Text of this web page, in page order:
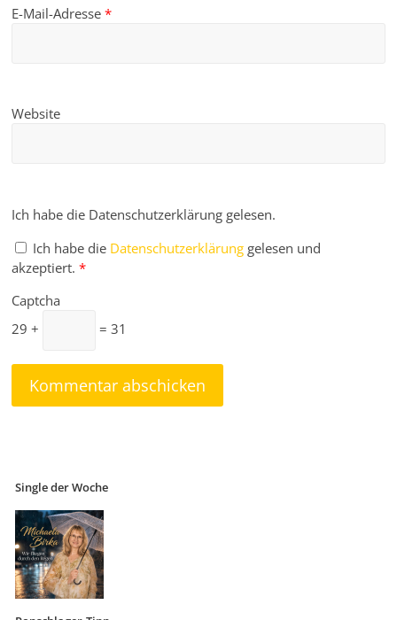
E-Mail-Adresse*
Website
Ich habe die Datenschutzerklärung gelesen.
Ich habe die Datenschutzerklärung gelesen und
akzeptiert. *
Captcha
29 +
= 31
Single der Woche